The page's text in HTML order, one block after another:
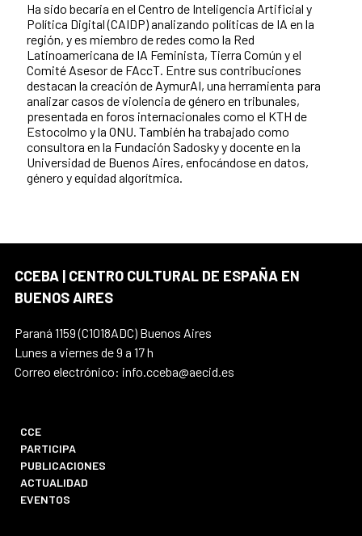
Ha sido becaria en el Centro de Inteligencia Artificial y
Política Digital (CAIDP) analizando políticas de IA en la
región, y es miembro de redes como la Red
Latinoamericana de IA Feminista, Tierra Común y el
Comité Asesor de FAccT. Entre sus contribuciones
destacan la creación de AymurAI, una herramienta para
analizar casos de violencia de género en tribunales,
presentada en foros internacionales como el KTH de
Estocolmo y la ONU. También ha trabajado como
consultora en la Fundación Sadosky y docente en la
Universidad de Buenos Aires, enfocándose en datos,
género y equidad algorítmica.
CCEBA | CENTRO CULTURAL DE ESPAÑA EN
BUENOS AIRES
Paraná 1159 (C1018ADC) Buenos Aires
Lunes a viernes de 9 a 17 h
Correo electrónico: info.cceba@aecid.es
CCE
PARTICIPA
PUBLICACIONES
ACTUALIDAD
EVENTOS